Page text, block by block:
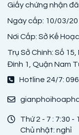
Giấy chứng nhận
Ngày cấp: 10/03/
Nơi Cấp: Sở Kế
Trụ Sở Chính: Số
Đình 1, Quận Nam
Hotline 24/7:
Thứ 2 - 7 : 7:30 -
Chủ nhật: nghỉ